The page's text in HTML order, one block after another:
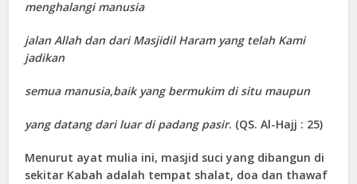
menghalangi manusia
jalan Allah dan dari Masjidil Haram yang telah Kami
jadikan
semua manusia,baik yang bermukim di situ maupun
yang datang dari luar di padang pasir. (QS. Al-Hajj : 25)
Menurut ayat mulia ini, masjid suci yang dibangun di
sekitar Kabah adalah tempat shalat, doa dan thawaf